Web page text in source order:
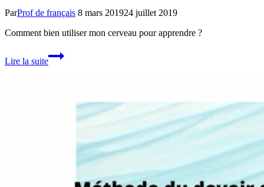
ParProf de français 8 mars 201924 juillet 2019
Comment bien utiliser mon cerveau pour apprendre ?
Lire la suite
Comment
se